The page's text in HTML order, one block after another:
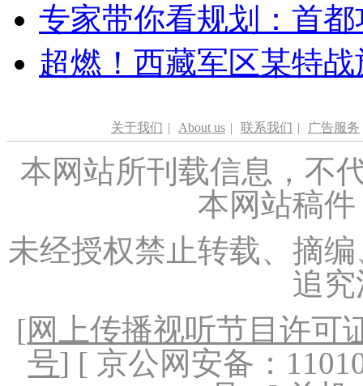
专家带你看规划：首
超燃！西藏军区某特
关于我们 | About us | 联系我们 | 广告服务
本网站所刊载信息，不
本网站稿
未经授权禁止转载、摘
追
[网上传播视听节目许可
号] [ 京公网安备：